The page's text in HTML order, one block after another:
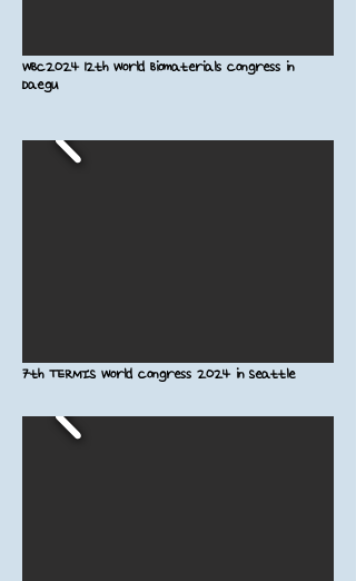
WBC2024 12th World Biomaterials Congress in
Daegu
7th TERMIS World Congress 2024 in Seattle